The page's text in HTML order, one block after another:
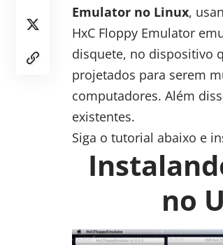
Emulator no Linux,
HxC Floppy Emulator
disquete, no dispositivo
projetados para serem
computadores. Além
existentes.
Siga o tutorial abaixo e
no